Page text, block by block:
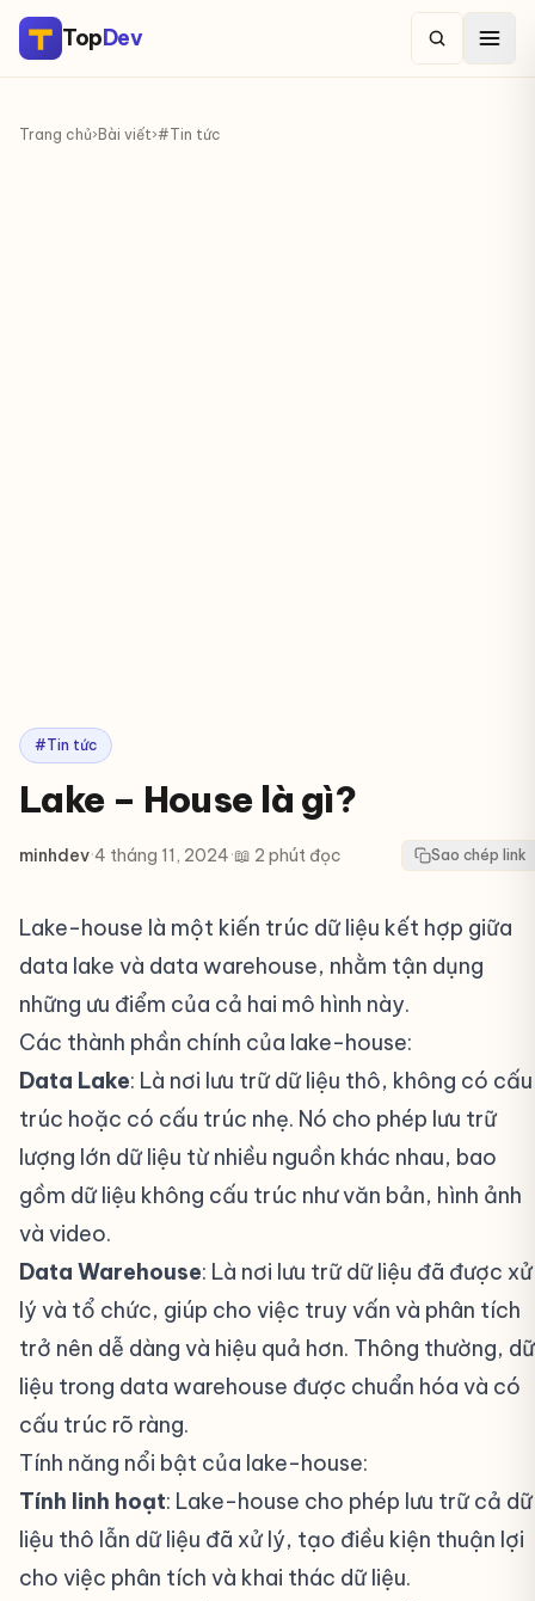
TopDev
Trang chủ› Bài viết›#Tin tức
#Tin tức
Lake – House là gì?
minhdev·4 tháng 11, 2024·📖 2 phút đọc Sao chép link
Lake-house là một kiến trúc dữ liệu kết hợp giữa
data lake và data warehouse, nhằm tận dụng
những ưu điểm của cả hai mô hình này.
Các thành phần chính của lake-house:
Data Lake: Là nơi lưu trữ dữ liệu thô, không có cấu
trúc hoặc có cấu trúc nhẹ. Nó cho phép lưu trữ
lượng lớn dữ liệu từ nhiều nguồn khác nhau, bao
gồm dữ liệu không cấu trúc như văn bản, hình ảnh
và video.
Data Warehouse: Là nơi lưu trữ dữ liệu đã được xử
lý và tổ chức, giúp cho việc truy vấn và phân tích
trở nên dễ dàng và hiệu quả hơn. Thông thường, dữ
liệu trong data warehouse được chuẩn hóa và có
cấu trúc rõ ràng.
Tính năng nổi bật của lake-house:
Tính linh hoạt: Lake-house cho phép lưu trữ cả dữ
liệu thô lẫn dữ liệu đã xử lý, tạo điều kiện thuận lợi
cho việc phân tích và khai thác dữ liệu.